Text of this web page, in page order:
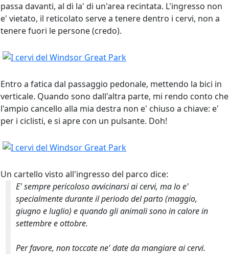
passa davanti, al di la' di un'area recintata. L'ingresso non
e' vietato, il reticolato serve a tenere dentro i cervi, non a
tenere fuori le persone (credo).
Entro a fatica dal passaggio pedonale, mettendo la bici in
verticale. Quando sono dall'altra parte, mi rendo conto che
l'ampio cancello alla mia destra non e' chiuso a chiave: e'
per i ciclisti, e si apre con un pulsante. Doh!
Un cartello visto all'ingresso del parco dice:
E' sempre pericoloso avvicinarsi ai cervi, ma lo e'
specialmente durante il periodo del parto (maggio,
giugno e luglio) e quando gli animali sono in calore in
settembre e ottobre.
Per favore, non toccate ne' date da mangiare ai cervi.